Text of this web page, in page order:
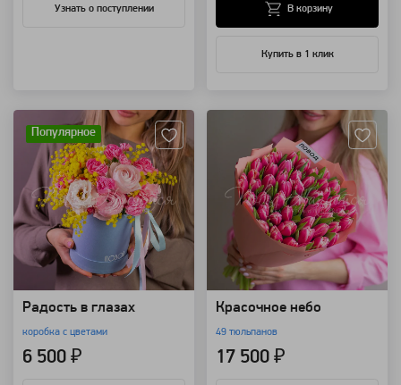
Узнать о поступлении
Купить в 1 клик
В корзину
Популярное
Радость в глазах
коробка с цветами
6 500 ₽
Красочное небо
49 тюльпанов
17 500 ₽